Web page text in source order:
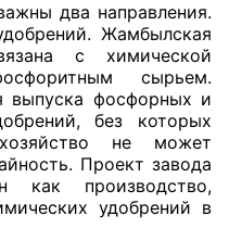
два направления.
Жамбылская
с химической
сырьем.
выпуска фосфорных и
без которых
не может
Проект завода
как производство,
удобрений в